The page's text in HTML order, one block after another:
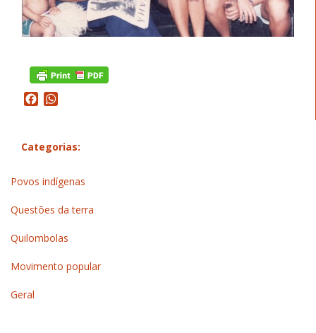
Facebook
Categorias:
Povos indígenas
Questões da terra
Quilombolas
Movimento popular
Geral